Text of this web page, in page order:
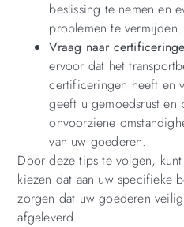
beslissing te nemen en
problemen te vermijden.
Vraag naar
ervoor dat het
certificeringen heeft en
geeft u gemoedsrust en
onvoorziene
van uw goederen.
Door deze tips te volgen,
kiezen dat aan uw specifieke
zorgen dat uw goederen
afgeleverd.